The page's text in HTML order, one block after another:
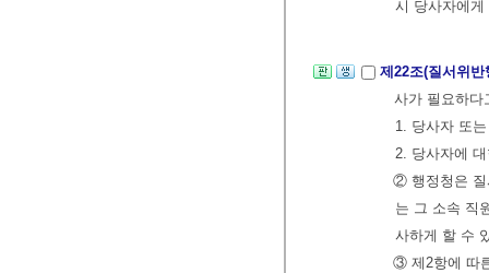
시 당사자에
제22조(질서위
사가 필요하
1. 당사자 또
2. 당사자에
② 행정청은 질
는 그 소속 직
사하게 할 수
③ 제2항에 따